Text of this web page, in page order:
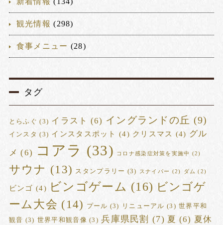
観光情報 (298)
食事メニュー (28)
タグ
とらふぐ (3) イラスト (6) イングランドの丘 (9)
インスタ (3) インスタスポット (4) クリスマス (4) グル
メ (6) コアラ (33) コロナ感染症対策を実施中 (2)
サウナ (13) スタンプラリー (3) スナイパー (2) ダム (2)
ビンゴ (4) ビンゴゲーム (16) ビンゴゲ
ーム大会 (14) プール (3) リニューアル (3) 世界平和
観音 (3) 世界平和観音像 (3) 兵庫県民割 (7) 夏 (6) 夏休